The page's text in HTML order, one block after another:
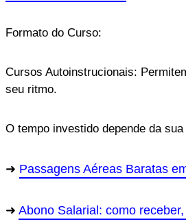
Formato do Curso:
Cursos Autoinstrucionais:
seu ritmo.
O tempo investido depende da
Passagens Aéreas Baratas
Abono Salarial: como